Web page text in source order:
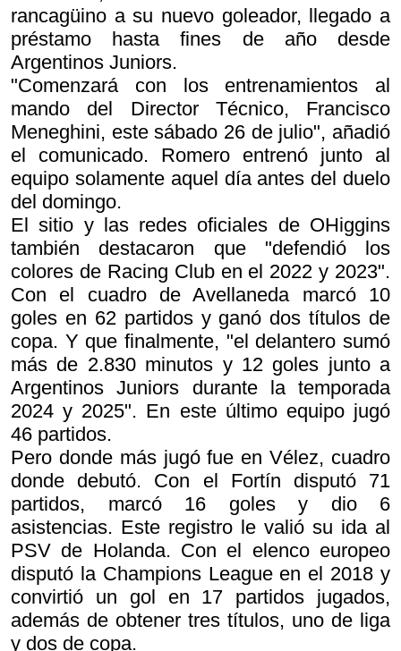
rancagüino a su nuevo goleador, llegado a
préstamo hasta fines de año desde
Argentinos Juniors.
"Comenzará con los entrenamientos al
mando del Director Técnico, Francisco
Meneghini, este sábado 26 de julio", añadió
el comunicado. Romero entrenó junto al
equipo solamente aquel día antes del duelo
del domingo.
El sitio y las redes oficiales de OHiggins
también destacaron que "defendió los
colores de Racing Club en el 2022 y 2023".
Con el cuadro de Avellaneda marcó 10
goles en 62 partidos y ganó dos títulos de
copa. Y que finalmente, "el delantero sumó
más de 2.830 minutos y 12 goles junto a
Argentinos Juniors durante la temporada
2024 y 2025". En este último equipo jugó
46 partidos.
Pero donde más jugó fue en Vélez, cuadro
donde debutó. Con el Fortín disputó 71
partidos, marcó 16 goles y dio 6
asistencias. Este registro le valió su ida al
PSV de Holanda. Con el elenco europeo
disputó la Champions League en el 2018 y
convirtió un gol en 17 partidos jugados,
además de obtener tres títulos, uno de liga
y dos de copa.